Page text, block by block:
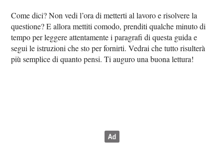
Come dici? Non vedi l’ora di metterti al lavoro e risolvere la
questione? E allora mettiti comodo, prenditi qualche minuto di
tempo per leggere attentamente i paragrafi di questa guida e
segui le istruzioni che sto per fornirti. Vedrai che tutto risulterà
più semplice di quanto pensi. Ti auguro una buona lettura!